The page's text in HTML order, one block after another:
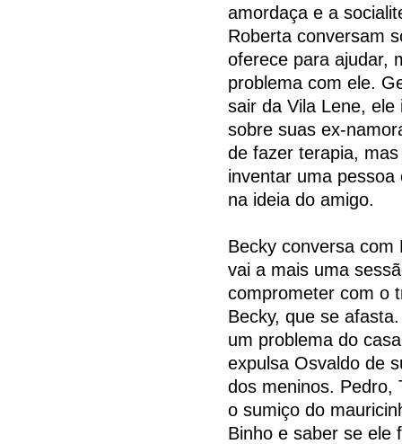
amordaça e a
Roberta conversam
oferece para ajudar,
problema com ele.
sair da Vila Lene,
sobre suas ex-
de fazer terapia,
inventar uma
na ideia do amigo.
Becky conversa com
vai a mais uma
comprometer com o
Becky, que se
um problema do
expulsa Osvaldo de
dos meninos. Pedro,
o sumiço do
Binho e saber se ele